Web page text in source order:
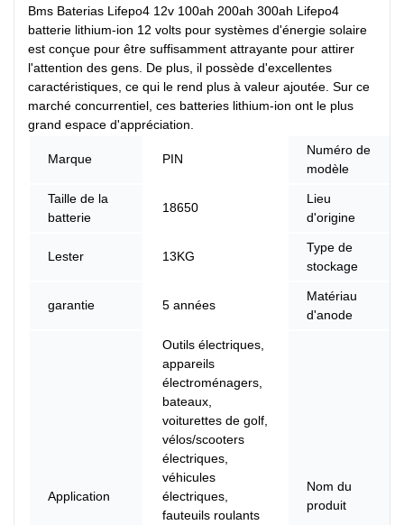
Bms Baterias Lifepo4 12v 100ah 200ah 300ah Lifepo4
batterie lithium-ion 12 volts pour systèmes d'énergie solaire
est conçue pour être suffisamment attrayante pour attirer
l'attention des gens. De plus, il possède d'excellentes
caractéristiques, ce qui le rend plus à valeur ajoutée. Sur ce
marché concurrentiel, ces batteries lithium-ion ont le plus
grand espace d'appréciation.
Marque PIN
Numéro de
modèle
Taille de la
batterie
18650
Lieu
d'origine
Lester 13KG
Type de
stockage
garantie 5 années
Matériau
d'anode
Application
Outils électriques,
appareils
électroménagers,
bateaux,
voiturettes de golf,
vélos/scooters
électriques,
véhicules
électriques,
fauteuils roulants
Nom du
produit